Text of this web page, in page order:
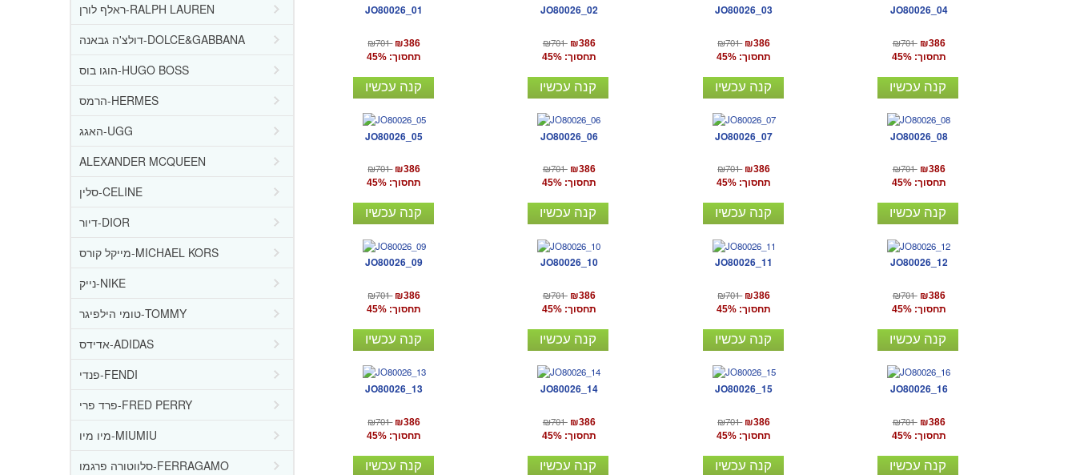
ראלף לורן-RALPH LAUREN
דולצ'ה גבאנה-DOLCE&GABBANA
הוגו בוס-HUGO BOSS
הרמס-HERMES
האגג-UGG
ALEXANDER MCQUEEN
סלין-CELINE
דיור-DIOR
מייקל קורס-MICHAEL KORS
נייק-NIKE
טומי הילפיגר-TOMMY
אדידס-ADIDAS
פנדי-FENDI
פרד פרי-FRED PERRY
מיו מיו-MIUMIU
סלווטורה פרגמו-FERRAGAMO
JO80026_01
₪701 ₪386
תחסוך: 45%
קנה עכשיו
JO80026_02
₪701 ₪386
תחסוך: 45%
קנה עכשיו
JO80026_03
₪701 ₪386
תחסוך: 45%
קנה עכשיו
JO80026_04
₪701 ₪386
תחסוך: 45%
קנה עכשיו
JO80026_05
₪701 ₪386
תחסוך: 45%
קנה עכשיו
JO80026_06
₪701 ₪386
תחסוך: 45%
קנה עכשיו
JO80026_07
₪701 ₪386
תחסוך: 45%
קנה עכשיו
JO80026_08
₪701 ₪386
תחסוך: 45%
קנה עכשיו
JO80026_09
₪701 ₪386
תחסוך: 45%
קנה עכשיו
JO80026_10
₪701 ₪386
תחסוך: 45%
קנה עכשיו
JO80026_11
₪701 ₪386
תחסוך: 45%
קנה עכשיו
JO80026_12
₪701 ₪386
תחסוך: 45%
קנה עכשיו
JO80026_13
₪701 ₪386
תחסוך: 45%
קנה עכשיו
JO80026_14
₪701 ₪386
תחסוך: 45%
קנה עכשיו
JO80026_15
₪701 ₪386
תחסוך: 45%
קנה עכשיו
JO80026_16
₪701 ₪386
תחסוך: 45%
קנה עכשיו